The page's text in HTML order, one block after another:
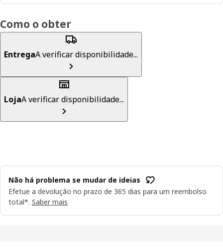
Como o obter
EntregaA verificar disponibilidade...
LojaA verificar disponibilidade...
Não há problema se mudar de ideias
Efetue a devolução no prazo de 365 dias para um reembolso
total*. Saber mais